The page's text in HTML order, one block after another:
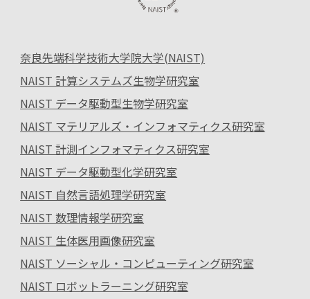
奈良先端科学技術大学院大学(NAIST)
NAIST 計算システムズ生物学研究室
NAIST データ駆動型生物学研究室
NAIST マテリアルズ・インフォマティクス研究室
NAIST 計測インフォマティクス研究室
NAIST データ駆動型化学研究室
NAIST 自然言語処理学研究室
NAIST 数理情報学研究室
NAIST 生体医用画像研究室
NAIST ソーシャル・コンピューティング研究室
NAIST ロボットラーニング研究室